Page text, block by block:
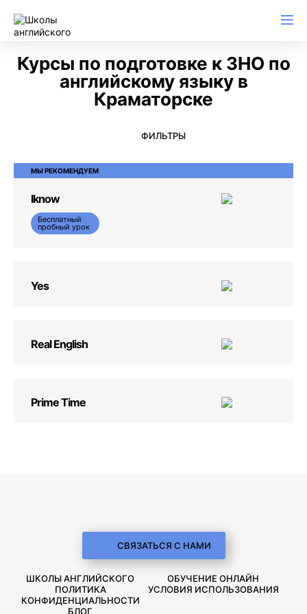
Курсы по подготовке к ЗНО по
английскому языку в
Краматорске
ФИЛЬТРЫ
МЫ РЕКОМЕНДУЕМ
Iknow
Бесплатный
пробный урок
Yes
Real English
Prime Time
СВЯЗАТЬСЯ С НАМИ
ШКОЛЫ АНГЛИЙСКОГО
ОБУЧЕНИЕ ОНЛАЙН
ПОЛИТИКА
КОНФИДЕНЦИАЛЬНОСТИ
УСЛОВИЯ ИСПОЛЬЗОВАНИЯ
БЛОГ